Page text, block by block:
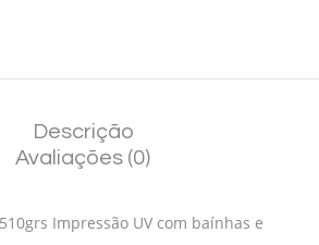
Descrição
Avaliações (0)
Impressão UV com baínhas e